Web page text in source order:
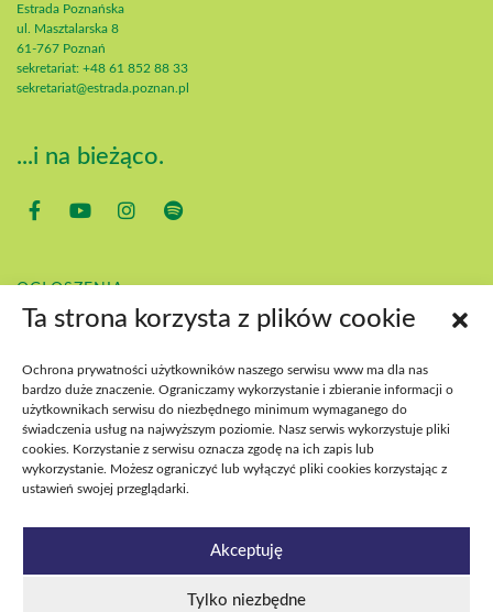
Ta strona korzysta z plików cookie
Ochrona prywatności użytkowników naszego serwisu www ma dla nas
bardzo duże znaczenie. Ograniczamy wykorzystanie i zbieranie informacji o
użytkownikach serwisu do niezbędnego minimum wymaganego do
świadczenia usług na najwyższym poziomie. Nasz serwis wykorzystuje pliki
cookies. Korzystanie z serwisu oznacza zgodę na ich zapis lub
wykorzystanie. Możesz ograniczyć lub wyłączyć pliki cookies korzystając z
ustawień swojej przeglądarki.
Akceptuję
Tylko niezbędne
Estrada Poznańska
ul. Masztalarska 8
61-767 Poznań
sekretariat: +48 61 852 88 33
sekretariat@estrada.poznan.pl
...i na bieżąco.
OGŁOSZENIA
KONTAKT
BIP
DEKLARACJA DOSTĘPNOŚCI
DOSTĘPNOŚĆ WYDARZEŃ